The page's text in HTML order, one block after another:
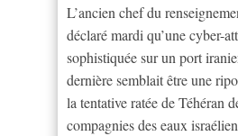
L’ancien chef du
déclaré mardi qu’une cyber-
sophistiquée sur un port
dernière semblait être une
la tentative ratée de Téhéran
compagnies des eaux